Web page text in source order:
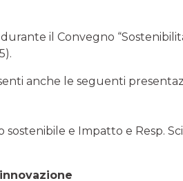
il Convegno
anche le seguenti
e Impatto e Resp.